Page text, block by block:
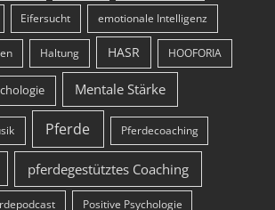
Eifersucht emotionale Intelligenz
Haltung HASR HOOFORIA
Mentale Stärke
Pferde Pferdecoaching
pferdegestütztes Coaching
Positive Psychologie